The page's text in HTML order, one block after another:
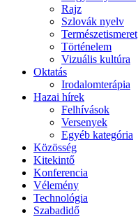
Rajz
Szlovák nyelv
Természetismeret
Történelem
Vizuális kultúra
Oktatás
Irodalomterápia
Hazai hírek
Felhívások
Versenyek
Egyéb kategória
Közösség
Kitekintő
Konferencia
Vélemény
Technológia
Szabadidő